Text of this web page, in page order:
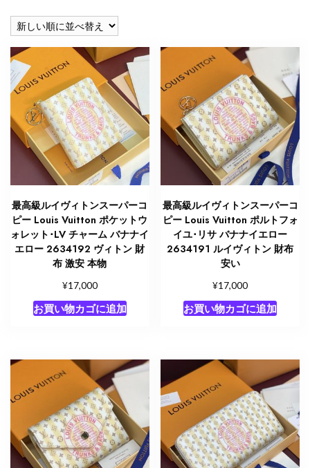
最高級ルイヴィトンスーパーコ
ピー Louis Vuitton ポケットウ
ォレット･LV チャーム バナナイ
エロー 2634192 ヴィトン 財
布 激安 本物
¥17,000
お買い物カゴに追加
最高級ルイヴィトンスーパーコ
ピー Louis Vuitton ポルトフォ
イユ･リサ バナナイエロー
2634191 ルイヴィトン 財布
安い
¥17,000
お買い物カゴに追加